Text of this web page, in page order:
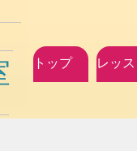
トップ レッ